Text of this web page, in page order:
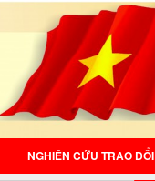
NGHIÊN CỨU TRAO ĐỔI